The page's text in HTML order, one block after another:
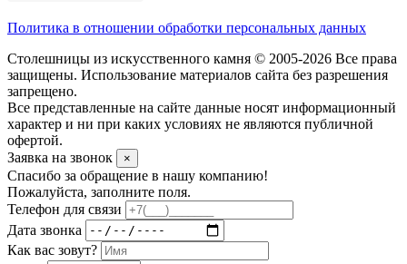
Политика в отношении обработки персональных данных
Столешницы из искусственного камня © 2005-2026 Все права
защищены. Использование материалов сайта без разрешения
запрещено.
Все представленные на сайте данные носят информационный
характер и ни при каких условиях не являются публичной
офертой.
Заявка на звонок
×
Спасибо за обращение в нашу компанию!
Пожалуйста, заполните поля.
Телефон для связи
Дата звонка
Как вас зовут?